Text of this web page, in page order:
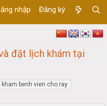
nhập Đăng ký
đặt lịch khám tại
benh vien cho ray